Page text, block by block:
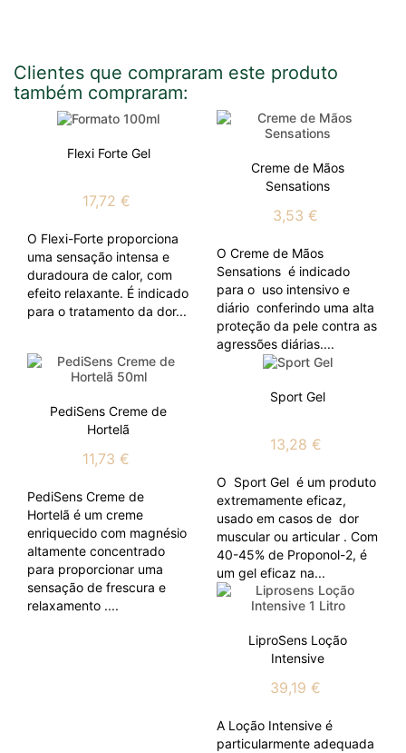
Clientes que compraram este produto
também compraram:
Flexi Forte Gel
17,72 €
O Flexi-Forte proporciona
uma sensação intensa e
duradoura de calor, com
efeito relaxante. É indicado
para o tratamento da dor...
Creme de Mãos
Sensations
3,53 €
O Creme de Mãos
Sensations é indicado
para o uso intensivo e
diário conferindo uma alta
proteção da pele contra as
agressões diárias....
PediSens Creme de
Hortelã
11,73 €
PediSens Creme de
Hortelã é um creme
enriquecido com magnésio
altamente concentrado
para proporcionar uma
sensação de frescura e
relaxamento ....
Sport Gel
13,28 €
O Sport Gel é um produto
extremamente eficaz,
usado em casos de dor
muscular ou articular . Com
40-45% de Proponol-2, é
um gel eficaz na...
LiproSens Loção
Intensive
39,19 €
A Loção Intensive é
particularmente adequada